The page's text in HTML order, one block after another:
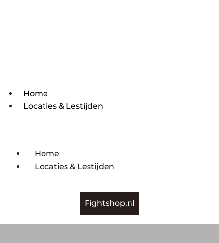
Home
Locaties & Lestijden
Home
Locaties & Lestijden
Fightshop.nl